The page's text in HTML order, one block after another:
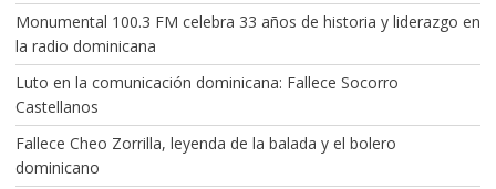
Monumental 100.3 FM celebra 33 años de historia y liderazgo en
la radio dominicana
Luto en la comunicación dominicana: Fallece Socorro
Castellanos
Fallece Cheo Zorrilla, leyenda de la balada y el bolero
dominicano